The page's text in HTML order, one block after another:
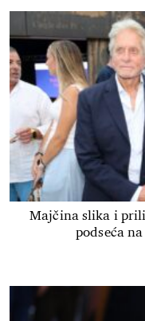
Majčina slika i
podseća